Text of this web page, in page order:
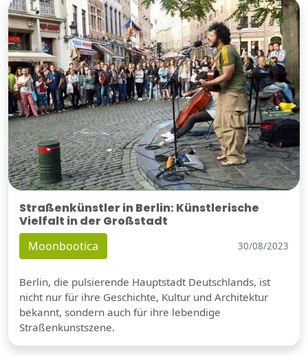
Straßenkünstler in Berlin: Künstlerische
Vielfalt in der Großstadt
Moonbootica 30/08/2023
Berlin, die pulsierende Hauptstadt Deutschlands, ist
nicht nur für ihre Geschichte, Kultur und Architektur
bekannt, sondern auch für ihre lebendige
Straßenkunstszene.